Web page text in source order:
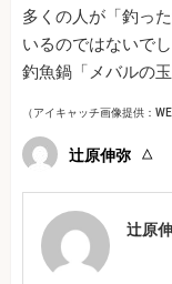
多くの人が「釣っ
いるのではないで
釣魚鍋「メバルの
（アイキャッチ画像提供：
辻原伸弥
辻原